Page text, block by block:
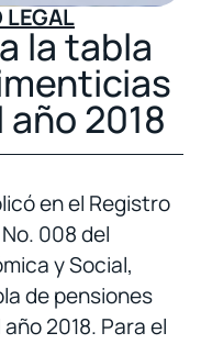
LEGAL
la tabla
2018
en el Registro
008 del
y Social,
de pensiones
2018. Para el